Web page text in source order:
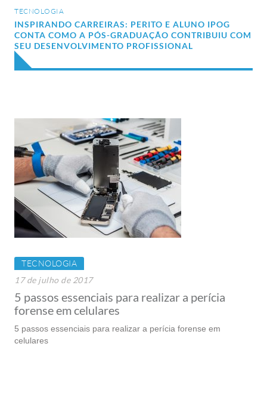
TECNOLOGIA
INSPIRANDO CARREIRAS: PERITO E ALUNO IPOG
CONTA COMO A PÓS-GRADUAÇÃO CONTRIBUIU COM
SEU DESENVOLVIMENTO PROFISSIONAL
TECNOLOGIA
17 de julho de 2017
5 passos essenciais para realizar a perícia
forense em celulares
5 passos essenciais para realizar a perícia forense em
celulares